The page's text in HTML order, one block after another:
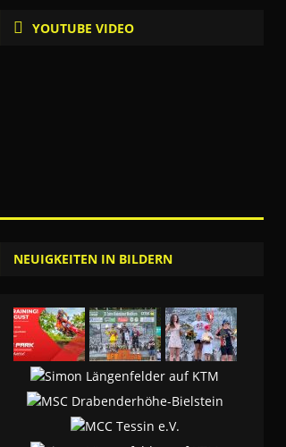
YOUTUBE VIDEO
NEUIGKEITEN IN BILDERN